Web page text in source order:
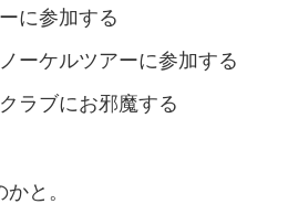
に参加する
ーケルツアーに参加する
ラブにお邪魔する
と。